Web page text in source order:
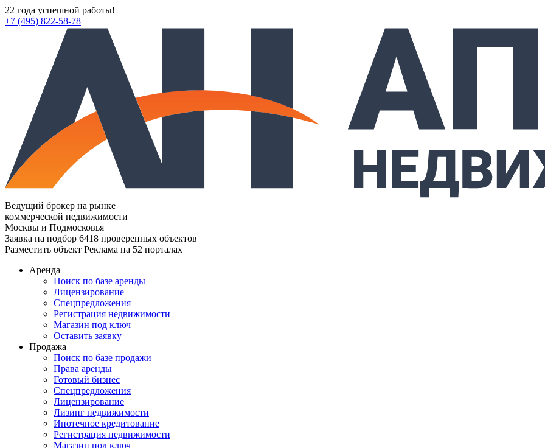
22 года успешной работы!
+7 (495) 822-58-78
Ведущий брокер на рынке
коммерческой недвижимости
Москвы и Подмосковья
Заявка на подбор 6418 проверенных объектов
Разместить объект Реклама на 52 порталах
Аренда
Поиск по базе аренды
Лицензирование
Спецпредложения
Регистрация недвижимости
Магазин под ключ
Оставить заявку
Продажа
Поиск по базе продажи
Права аренды
Готовый бизнес
Спецпредложения
Лицензирование
Лизинг недвижимости
Ипотечное кредитование
Регистрация недвижимости
Магазин под ключ